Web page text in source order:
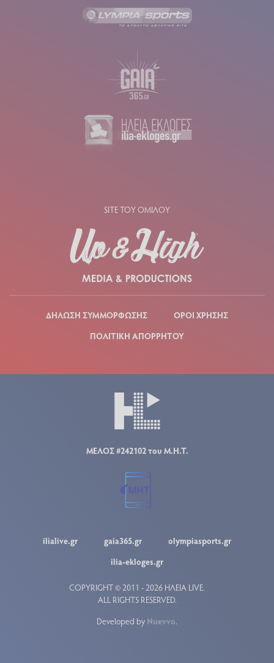
SITE ΤΟΥ ΟΜΙΛΟΥ
ΔΗΛΩΣΗ ΣΥΜΜΟΡΦΩΣΗΣ
ΟΡΟΙ ΧΡΗΣΗΣ
ΠΟΛΙΤΙΚΗ ΑΠΟΡΡΗΤΟΥ
ΜΕΛΟΣ #242102 του Μ.Η.Τ.
ilialive.gr gaia365.gr
olympiasports.gr
ilia-ekloges.gr
COPYRIGHT © 2011 - 2026 ΗΛΕΙΑ LIVE.
ALL RIGHTS RESERVED.
Developed by Nuevvo.